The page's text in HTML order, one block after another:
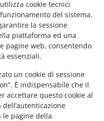
cookie tecnici
del sistema.
la sessione
piattaforma ed una
pagine web, consentendo
essenziali.
un cookie di sessione
È indispensabile che il
accettare questo cookie al
le pagine della